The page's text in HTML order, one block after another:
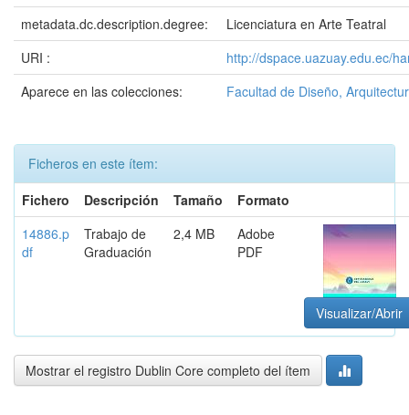
metadata.dc.description.degree:
Licenciatura en Arte Teatral
URI :
http://dspace.uazuay.edu.ec/
Aparece en las colecciones:
Facultad de Diseño,
Ficheros en este ítem:
Fichero
Descripción Tamaño
Formato
14886.p
df
Trabajo de
Graduación
2,4 MB
Adobe
PDF
Visualizar/Abrir
Mostrar el registro Dublin Core completo del ítem